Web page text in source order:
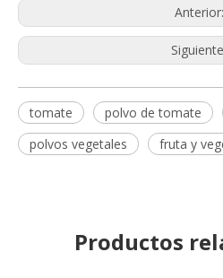
Anterior:
tomate polvo de tomate
polvos vegetales
fruta y
Productos